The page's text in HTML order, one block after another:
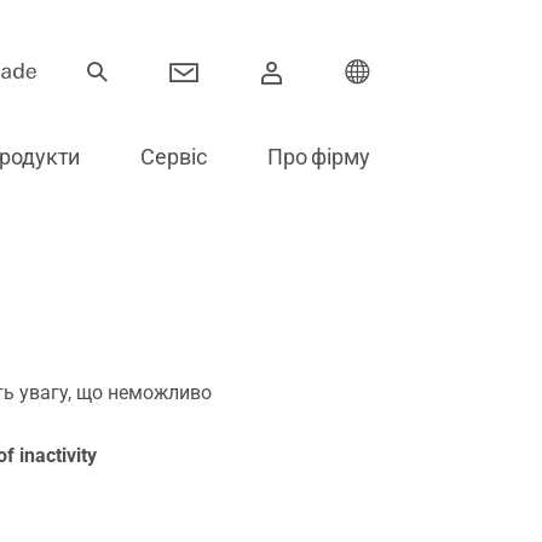
Електронні компоненти
Аксесуари для скління
Сервіс Про фірму
увагу, що неможливо
inactivity